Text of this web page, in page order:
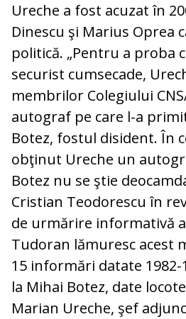
Ureche a fost acuzat în
Dinescu şi Marius Oprea
politică. „Pentru a proba
securist cumsecade,
membrilor Colegiului
autograf pe care l-a
Botez, fostul disident. În
obţinut Ureche un
Botez nu se ştie
Cristian Teodorescu în
de urmărire informativă
Tudoran lămuresc acest
15 informări datate
la Mihai Botez, date
Marian Ureche, şef